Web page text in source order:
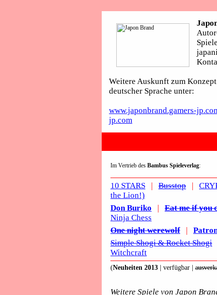
Weitere Auskunft zum
deutscher Sprache unter:
www.japonbrand.gamers-
jp.com
Im Vertrieb des Bambus Spieleverlag:
10 STARS | Busstop |
the Lion!)
Don Buriko | Eat me if you
Ninja Chess
One night werewolf |
Simple Shogi & Rocket Shogi
Witchcraft
(Neuheiten 2013 | verfügbar |
Weitere Spiele von Japon